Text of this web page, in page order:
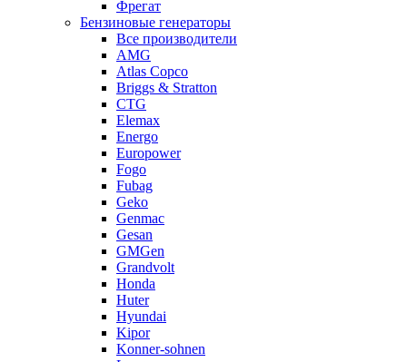
Фрегат
Бензиновые генераторы
Все производители
AMG
Atlas Copco
Briggs & Stratton
CTG
Elemax
Energo
Europower
Fogo
Fubag
Geko
Genmac
Gesan
GMGen
Grandvolt
Honda
Huter
Hyundai
Kipor
Konner-sohnen